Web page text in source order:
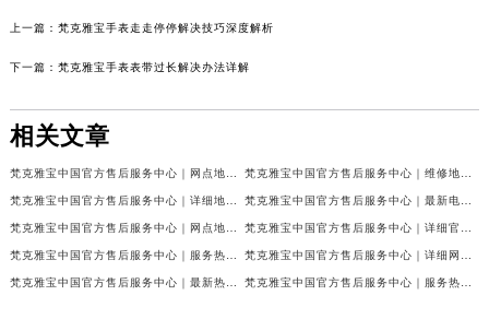
上一篇： 梵克雅宝手表走走停停解决技巧深度解析
下一篇： 梵克雅宝手表表带过长解决办法详解
相关文章